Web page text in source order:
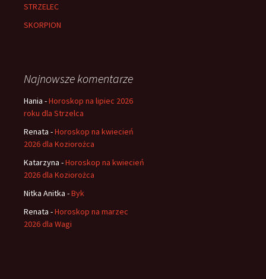
STRZELEC
SKORPION
Najnowsze komentarze
Hania -Horoskop na lipiec 2026
roku dla Strzelca
Renata -Horoskop na kwiecień
2026 dla Koziorożca
Katarzyna -Horoskop na kwiecień
2026 dla Koziorożca
Nitka Anitka -Byk
Renata -Horoskop na marzec
2026 dla Wagi